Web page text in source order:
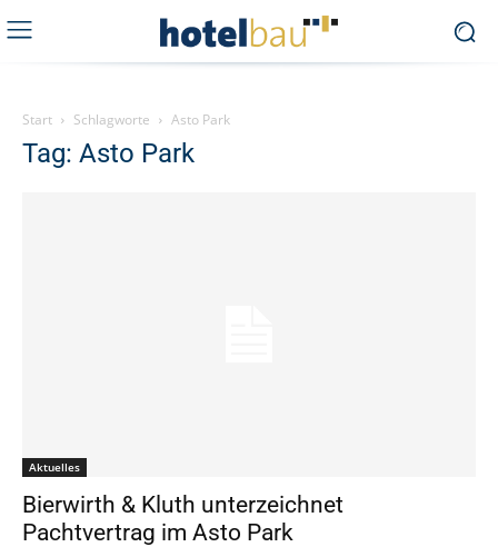
Start Schlagworte Asto Park
Tag: Asto Park
Aktuelles
Bierwirth & Kluth unterzeichnet
Pachtvertrag im Asto Park